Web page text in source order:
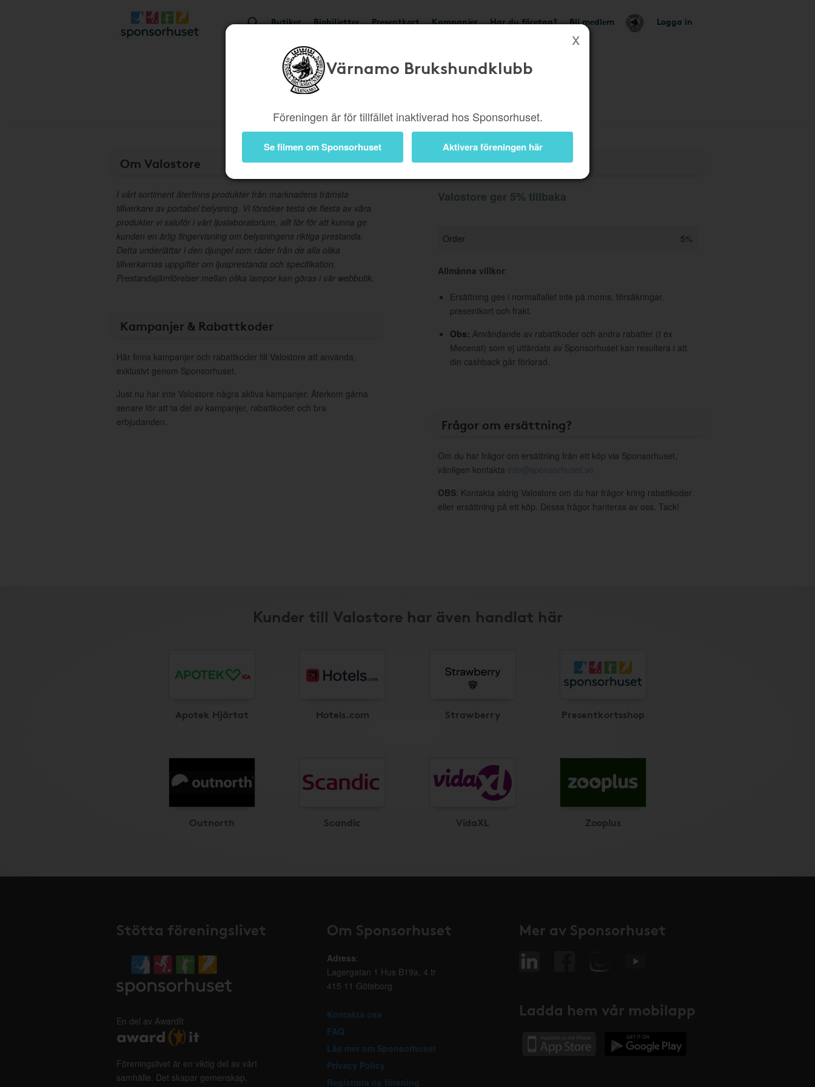
Butiker Biobiljetter Presentkort Kampanjer Har du företag? Bli medlem Logga in
Värnamo Brukshundklubb
Föreningen är för tillfället inaktiverad hos Sponsorhuset.
Se filmen om Sponsorhuset Aktivera föreningen här
Om Valostore
I vårt sortiment återfinns produkter från marknadens främsta
tillverkare av portabel belysning. Vi försöker testa de flesta av våra
produkter vi saluför i vårt ljuslaboratorium, allt för för att kunna ge
kunden en ärlig fingervisning om belysningens riktiga prestanda.
Detta underlättar i den djungel som råder från de alla olika
tillverkarnas uppgifter om ljusprestanda och specifikation.
Prestandajämförelser mellan olika lampor kan göras i vår webbutik.
Kampanjer & Rabattkoder
Här finns kampanjer och rabattkoder till Valostore att använda,
exklusivt genom Sponsorhuset.
Just nu har inte Valostore några aktiva kampanjer. Återkom gärna
senare för att ta del av kampanjer, rabattkoder och bra
erbjudanden.
Information
Valostore ger 5% tillbaka
Order 5%
Allmänna villkor:
Ersättning ges i normalfallet inte på moms, försäkringar,
presentkort och frakt.
Obs: Användande av rabattkoder och andra rabatter (t ex
Mecenat) som ej utfärdats av Sponsorhuset kan resultera i att
din cashback går förlorad.
Frågor om ersättning?
Om du har frågor om ersättning från ett köp via Sponsorhuset,
vänligen kontakta info@sponsorhuset.se
OBS: Kontakta aldrig Valostore om du har frågor kring rabattkoder
eller ersättning på ett köp. Dessa frågor hanteras av oss. Tack!
Kunder till Valostore har även handlat här
Apotek Hjärtat Hotels.com Strawberry Presentkortsshop
Outnorth Scandic VidaXL Zooplus
Stötta föreningslivet
En del av AwardIt
Föreningslivet är en viktig del av vårt
samhälle. Det skapar gemenskap,
Om Sponsorhuset
Adress:
Lagergatan 1 Hus B19a, 4 tr
415 11 Göteborg
Kontakta oss
FAQ
Läs mer om Sponsorhuset
Privacy Policy
Registrera ny förening
Mer av Sponsorhuset
Ladda hem vår mobilapp